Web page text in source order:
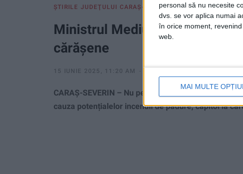
personal să nu necesite
dvs. se vor aplica numai
în orice moment,
web.
MAI MULTE
ŞTIRILE JUDEŢULUI CARAŞ-SEVERIN
Ministrul Mediului pune
cărășene
15 IUNIE 2025, 11:20 AM
CARAȘ-SEVERIN – Nu pentru că autoritățile ar fi
cauza potențialelor incendii de pădure, capitol la